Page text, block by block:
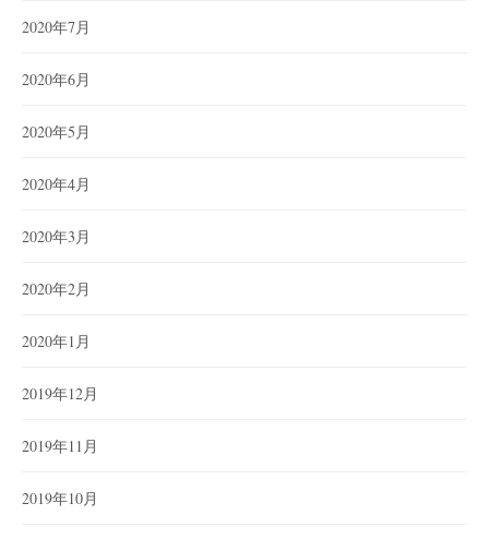
2020年7月
2020年6月
2020年5月
2020年4月
2020年3月
2020年2月
2020年1月
2019年12月
2019年11月
2019年10月